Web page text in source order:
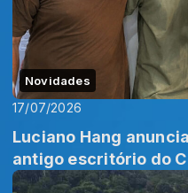
Novidades
17/07/2026
Luciano Hang
antigo escritório do